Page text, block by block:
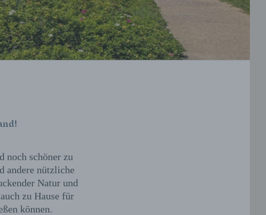
noch schöner zu
andere nützliche
Natur und
zu Hause für
können.